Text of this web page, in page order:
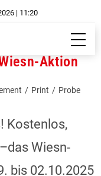
| 11:20
Aktion
/ Print / Probe
Kostenlos,
Wiesn-
bis 02.10.2025